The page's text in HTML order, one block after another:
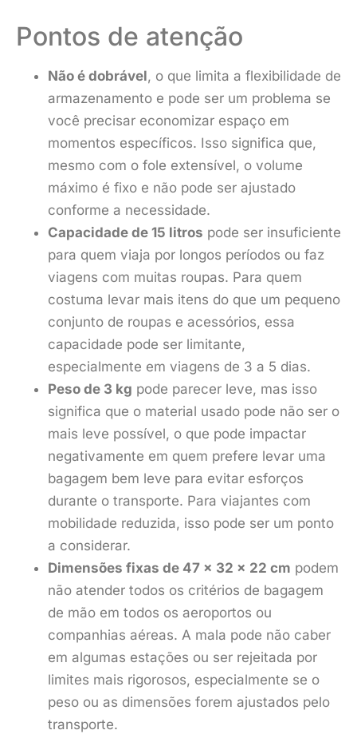
Pontos de atenção
Não é dobrável, o que limita a flexibilidade de
armazenamento e pode ser um problema se
você precisar economizar espaço em
momentos específicos. Isso significa que,
mesmo com o fole extensível, o volume
máximo é fixo e não pode ser ajustado
conforme a necessidade.
Capacidade de 15 litros pode ser insuficiente
para quem viaja por longos períodos ou faz
viagens com muitas roupas. Para quem
costuma levar mais itens do que um pequeno
conjunto de roupas e acessórios, essa
capacidade pode ser limitante,
especialmente em viagens de 3 a 5 dias.
Peso de 3 kg pode parecer leve, mas isso
significa que o material usado pode não ser o
mais leve possível, o que pode impactar
negativamente em quem prefere levar uma
bagagem bem leve para evitar esforços
durante o transporte. Para viajantes com
mobilidade reduzida, isso pode ser um ponto
a considerar.
Dimensões fixas de 47 x 32 x 22 cm podem
não atender todos os critérios de bagagem
de mão em todos os aeroportos ou
companhias aéreas. A mala pode não caber
em algumas estações ou ser rejeitada por
limites mais rigorosos, especialmente se o
peso ou as dimensões forem ajustados pelo
transporte.